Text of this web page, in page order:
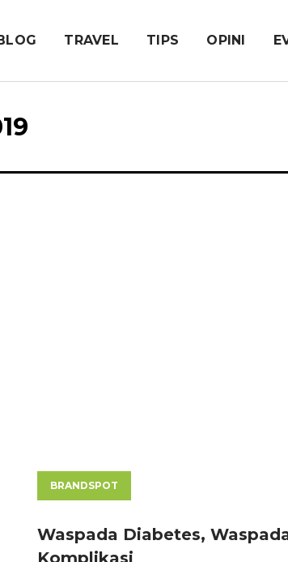
TRAVEL TIPS OPINI
BRANDSPOT
Waspada Diabetes,